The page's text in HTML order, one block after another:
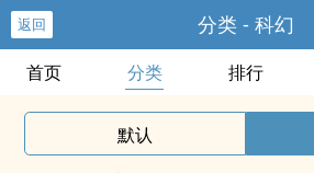
返回 分类 - 科幻
首页 分类 排行
默认